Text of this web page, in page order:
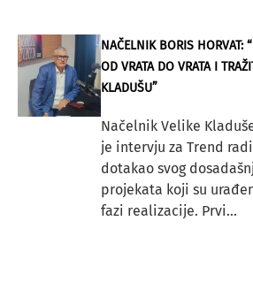
NAČELNIK BORIS HORVAT:
OD VRATA DO VRATA I
KLADUŠU”
Načelnik Velike
je intervju za Trend
dotakao svog
projekata koji su
fazi realizacije. Prvi...